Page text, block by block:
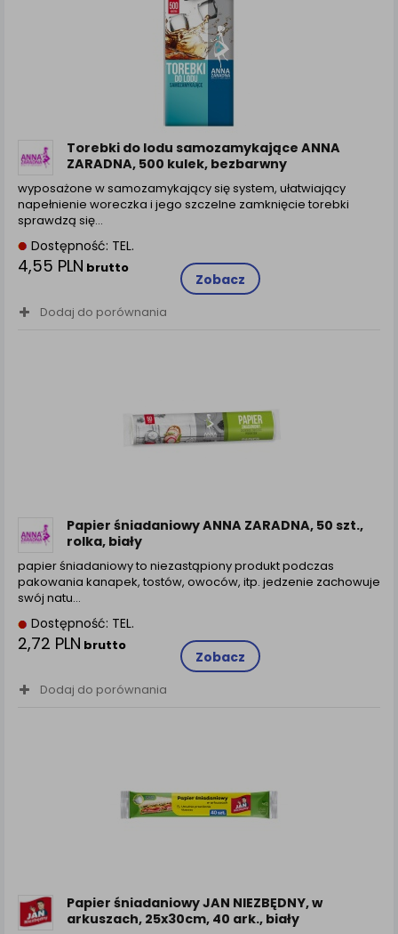
Torebki do lodu samozamykające ANNA
ZARADNA, 500 kulek, bezbarwny
wyposażone w samozamykający się system, ułatwiający
napełnienie woreczka i jego szczelne zamknięcie torebki
sprawdzą się...
Dostępność: TEL.
4,55 PLN brutto
Zobacz
Dodaj do porównania
Papier śniadaniowy ANNA ZARADNA, 50 szt.,
rolka, biały
papier śniadaniowy to niezastąpiony produkt podczas
pakowania kanapek, tostów, owoców, itp. jedzenie zachowuje
swój natu...
Dostępność: TEL.
2,72 PLN brutto
Zobacz
Dodaj do porównania
Papier śniadaniowy JAN NIEZBĘDNY, w
arkuszach, 25x30cm, 40 ark., biały
zamówienia na Państwa email lub wyświetlenie
Państwu prawidłowych informacji o promocjach czy
cenach indywidualnych, ważna jest Państwa
wcześniejsza zgoda której udzieliliście podczas
dowolnym momencie wycofać.
Polityka prywatności (rozwiń)
Klauzula Informacyjna (rozwiń)
Lista Zaufanych Partnerów (rozwiń)